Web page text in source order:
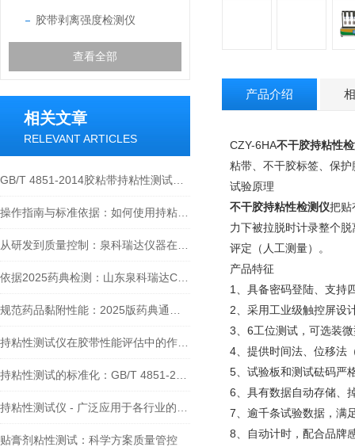
胶带剥离强度检测仪
查看全部
相关文章
RELEVANT ARTICLES
贴膏剂粘性测试：科学方案质量管控
产品介绍
CZY-6HA不干胶持粘性
粘带、不干胶标签、保
试验原理
不干胶持粘性检测仪把贴
力下被拉脱时计录整个
评定（人工测量）。
产品特征
1、具备密码登陆、支持
2、采用工业级触控屏设
3、6工位测试，可选装
4、提供时间法、位移法
5、试验板和测试砝码严
6、具有数据自动存储、
7、逾千条试验数据，满
8、自动计时，配合品牌